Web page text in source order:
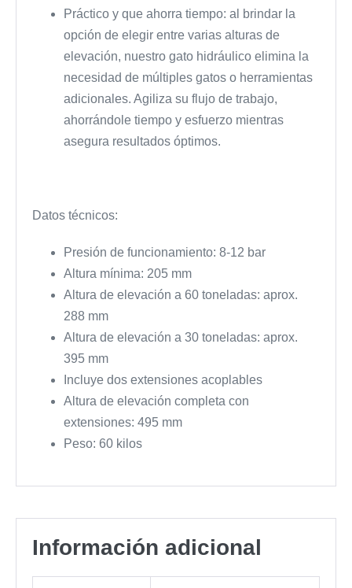
Práctico y que ahorra tiempo: al brindar la
opción de elegir entre varias alturas de
elevación, nuestro gato hidráulico elimina la
necesidad de múltiples gatos o herramientas
adicionales. Agiliza su flujo de trabajo,
ahorrándole tiempo y esfuerzo mientras
asegura resultados óptimos.
Datos técnicos:
Presión de funcionamiento: 8-12 bar
Altura mínima: 205 mm
Altura de elevación a 60 toneladas: aprox.
288 mm
Altura de elevación a 30 toneladas: aprox.
395 mm
Incluye dos extensiones acoplables
Altura de elevación completa con
extensiones: 495 mm
Peso: 60 kilos
Información adicional